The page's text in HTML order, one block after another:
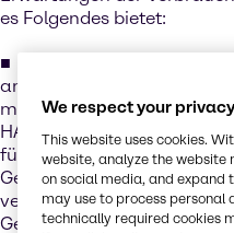
es Folgendes bietet:
anfühlt – leichte, sinnliche
mit Feuchtigkeit versorgen
HA, unsere Produktlinie
für tiefgehende
Geschmeidigkeit sorgen –
verwöhnend anfühlen und
Gesundheit der Haut
We respect your
This website uses cookies.
website, analyze the
on social media, and expand
may use to process
technically required cookies